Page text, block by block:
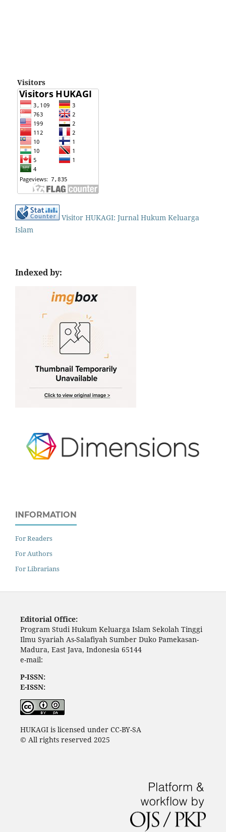
Visitors
Visitor HUKAGI: Jurnal Hukum Keluarga
Islam
Indexed by:
INFORMATION
For Readers
For Authors
For Librarians
Editorial Office:
Program Studi Hukum Keluarga Islam Sekolah Tinggi
Ilmu Syariah As-Salafiyah Sumber Duko Pamekasan-
Madura, East Java, Indonesia 65144
e-mail:
P-ISSN:
E-ISSN:
HUKAGI is licensed under CC-BY-SA
© All rights reserved 2025